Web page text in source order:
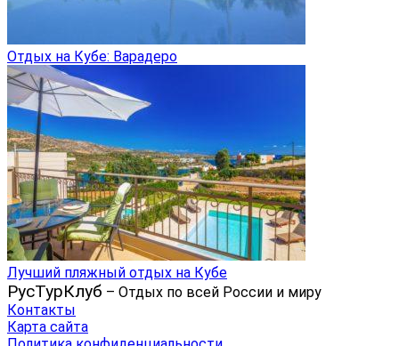
Отдых на Кубе: Варадеро
Лучший пляжный отдых на Кубе
РусТурКлуб – Отдых по всей России и миру
Контакты
Карта сайта